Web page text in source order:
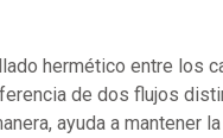
hermético entre los
de dos flujos
ayuda a mantener